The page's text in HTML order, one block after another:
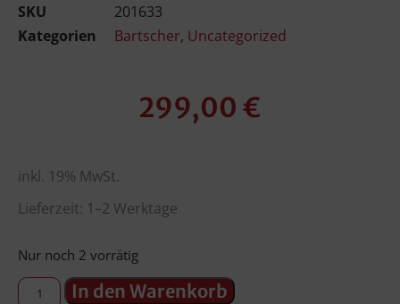
SKU
201633
Kategorien
Bartscher, Uncategorized
299,00 €
inkl. 19% MwSt.
Lieferzeit: 1–2 Werktage
Nur noch 2 vorrätig
In den Warenkorb